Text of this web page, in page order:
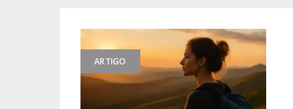
ARTIGO